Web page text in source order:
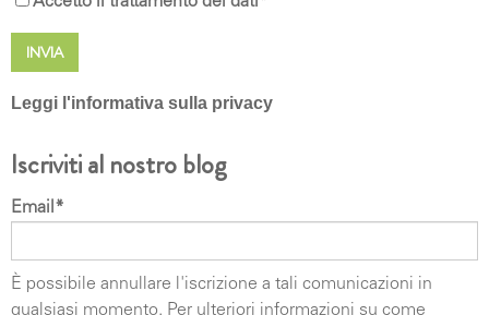
Leggi l'informativa sulla privacy
riferiscono i dati personali hanno il diritto in qualunque
meno dei medesimi dati e di conoscerne il contenuto e
l'integrazione o l'aggiornamento, oppure la rettifica (art.
7 del d.lgs. n. 196/2003) e successivo (art. 7 EU RGDP
Iscriviti al nostro blog
Email *
È possibile annullare l'iscrizione a tali comunicazioni in
qualsiasi momento. Per ulteriori informazioni su come